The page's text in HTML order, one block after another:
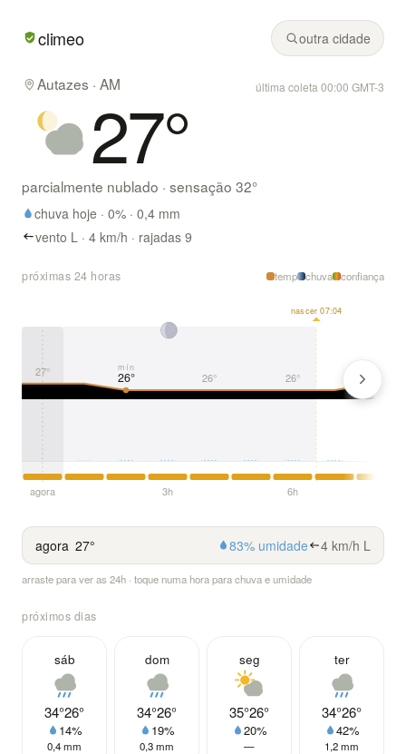
Em Autazes/AM hoje: parcialmente nublado, mínima de
climeo outra cidade
Autazes · AM última coleta 00:00 GMT-3
27°
parcialmente nublado · sensação 32°
chuva hoje · 0% · 0,4 mm
vento L · 4 km/h · rajadas 9
próximas 24 horas temp chuva confiança
27° 26° 26° 26°
mín
agora 3h 6h
nascer 07:04
agora 27° 83% umidade 4 km/h L
arraste para ver as 24h · toque numa hora para chuva e umidade
próximos dias
sáb
34°26°
14%
0,4 mm
dom
34°26°
19%
0,3 mm
seg
35°26°
20%
—
ter
34°26°
42%
1,2 mm